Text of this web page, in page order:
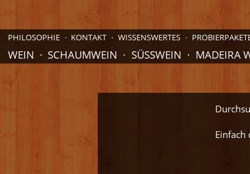
PHILOSOPHIE KONTAKT WISSENSWERTES
WEIN SCHAUMWEIN SÜSSWEIN MADEIRA
Einfach